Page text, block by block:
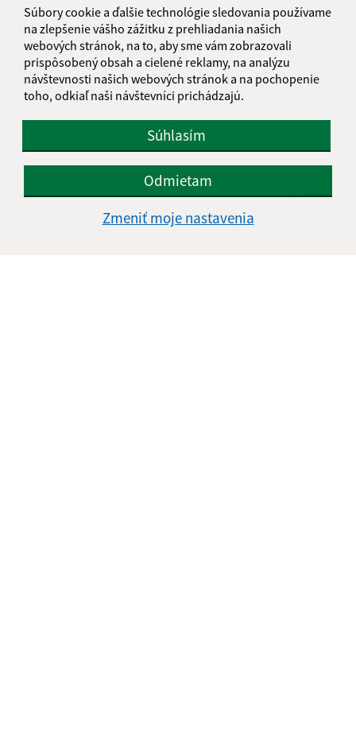
Súbory cookie a ďalšie technológie sledovania používame
na zlepšenie vášho zážitku z prehliadania našich
webových stránok, na to, aby sme vám zobrazovali
prispôsobený obsah a cielené reklamy, na analýzu
návštevnosti našich webových stránok a na pochopenie
toho, odkiaľ naši návštevníci prichádzajú.
Súhlasím
Odmietam
Zmeniť moje nastavenia
jakubany@jakubany.sk
+421 524 283 651
IČO: 00329924